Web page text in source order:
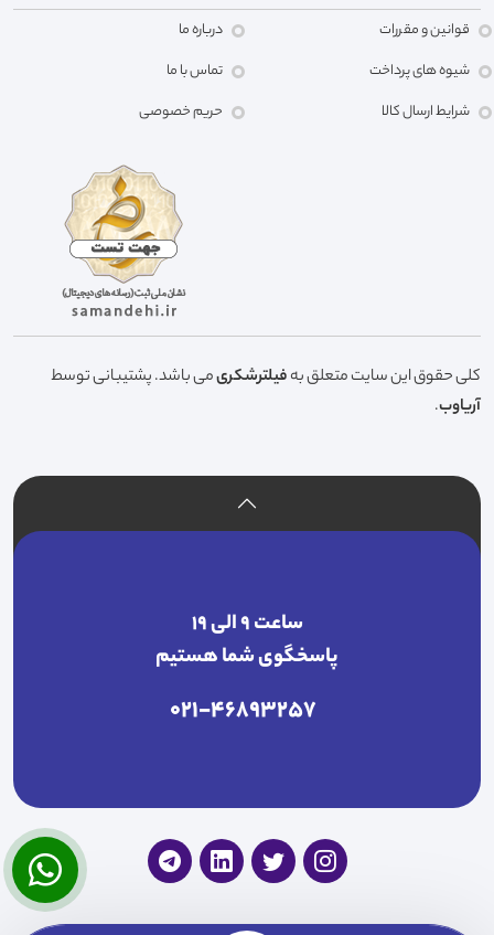
قوانین و مقررات
شیوه های پرداخت
شرایط ارسال کالا
درباره ما
تماس با ما
حریم خصوصی
کلی حقوق این سایت متعلق بهفیلترشکریمی باشد. پشتیبانی توسط
آریاوب.
ساعت ۹ الی ۱۹
پاسخگوی شما هستیم
021-46893257